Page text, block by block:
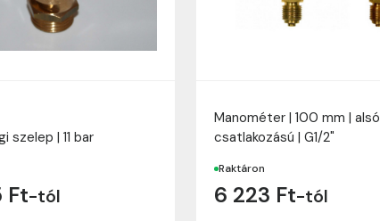
szelep | 11 bar
Ft-tól
Manométer | 100 mm | alsó
csatlakozású | G1/2"
Raktáron
6 223 Ft-tól